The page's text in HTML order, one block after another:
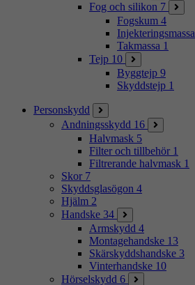
Fog och silikon 7
Fogskum 4
Injekteringsmassa
Takmassa 1
Tejp 10
Byggtejp 9
Skyddstejp 1
Personskydd
Andningsskydd 16
Halvmask 5
Filter och tillbehör 1
Filtrerande halvmask 1
Skor 7
Skyddsglasögon 4
Hjälm 2
Handske 34
Armskydd 4
Montagehandske 13
Skärskyddshandske 3
Vinterhandske 10
Hörselskydd 6